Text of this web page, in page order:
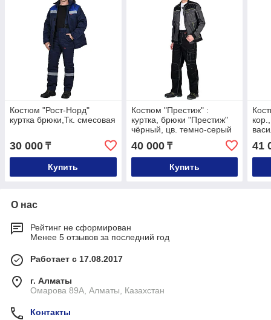
Костюм "Рост-Норд"
куртка брюки,Тк. смесовая
30 000 ₸
Купить
Костюм "Престиж" :
куртка, брюки "Престиж"
чёрный, цв. темно-серый
с лимонным кантом
40 000₸
Купить
41
О нас
Рейтинг не сформирован
Менее 5 отзывов за последний год
Работает с 17.08.2017
г. Алматы
Омарова 89А, Алматы, Казахстан
Контакты